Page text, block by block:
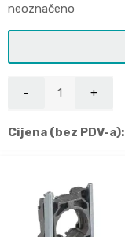
neoznačeno
Cijena (bez PDV-a):